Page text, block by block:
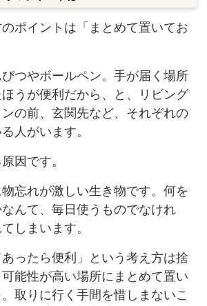
ポイントは「まとめて置いてお
つやボールペン。手が届く場所
うが便利だから、と、リビング
の前、玄関先など、それぞれの
人がいます。
因です。
忘れが激しい生き物です。何を
んて、毎日使うものでなけれ
しまいます。
あったら便利」という考え方は捨
能性が高い場所にまとめて置い
取りに行く手間を惜しまないこ